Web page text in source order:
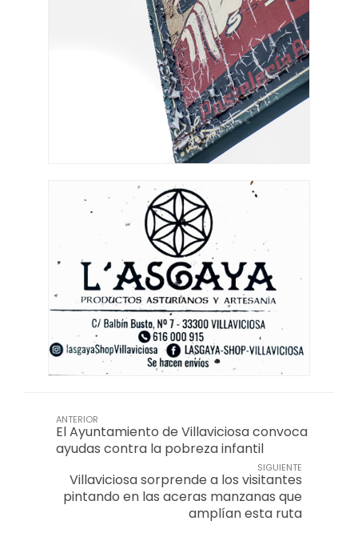
ANTERIOR
El Ayuntamiento de Villaviciosa convoca
ayudas contra la pobreza infantil
SIGUIENTE
Villaviciosa sorprende a los visitantes
pintando en las aceras manzanas que
amplían esta ruta